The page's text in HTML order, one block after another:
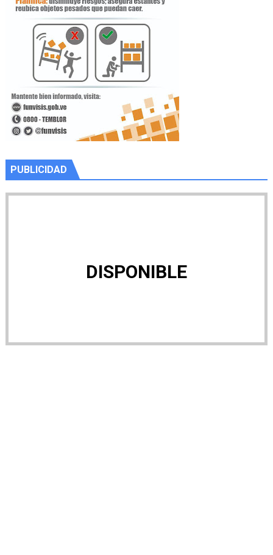
PUBLICIDAD
DISPONIBLE